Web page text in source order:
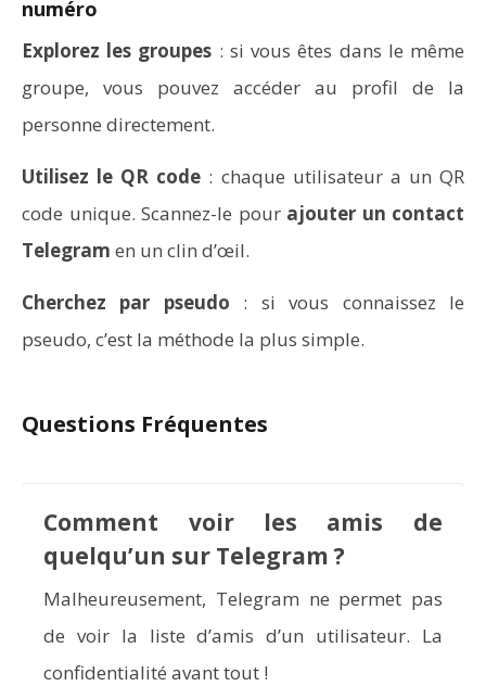
numéro
Explorez les groupes : si vous êtes dans le même
groupe, vous pouvez accéder au profil de la
personne directement.
Utilisez le QR code : chaque utilisateur a un QR
code unique. Scannez-le pour ajouter un contact
Telegram en un clin d’œil.
Cherchez par pseudo : si vous connaissez le
pseudo, c’est la méthode la plus simple.
Questions Fréquentes
Comment voir les amis de
quelqu’un sur Telegram ?
Malheureusement, Telegram ne permet pas
de voir la liste d’amis d’un utilisateur. La
confidentialité avant tout !